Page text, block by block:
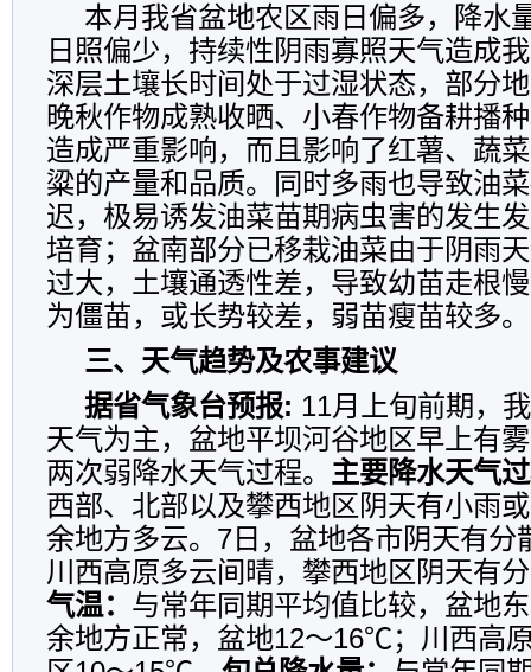
本月我省盆地农区雨日偏多，降水
日照偏少，持续性阴雨寡照天气造成
深层土壤长时间处于过湿状态，部分
晚秋作物成熟收晒、小春作物备耕播
造成严重影响，而且影响了红薯、蔬
粱的产量和品质。同时多雨也导致油
迟，极易诱发油菜苗期病虫害的发生
培育；盆南部分已移栽油菜由于阴雨
过大，土壤通透性差，导致幼苗走根
为僵苗，或长势较差，弱苗瘦苗较多。
三、天气趋势及农事建议
据省气象台预报: 11月上旬前期，
天气为主，盆地平坝河谷地区早上有
两次弱降水天气过程。 主要降水天气
西部、北部以及攀西地区阴天有小雨
余地方多云。7日，盆地各市阴天有分
川西高原多云间晴，攀西地区阴天有
气温： 与常年同期平均值比较，盆地
余地方正常，盆地12～16℃；川西高